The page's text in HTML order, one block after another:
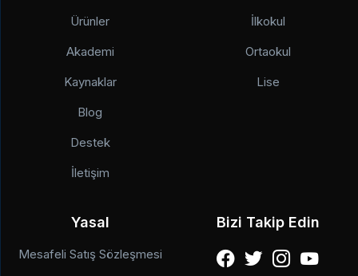
Ürünler
Akademi
Kaynaklar
Blog
Destek
İletişim
İlkokul
Ortaokul
Lise
Yasal
Mesafeli Satış Sözleşmesi
Bizi Takip Edin